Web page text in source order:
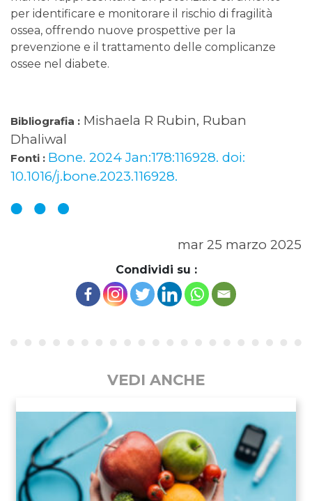
per identificare e monitorare il rischio di fragilità
ossea, offrendo nuove prospettive per la
prevenzione e il trattamento delle complicanze
ossee nel diabete.
Bibliografia : Mishaela R Rubin, Ruban
Dhaliwal
Fonti : Bone. 2024 Jan:178:116928. doi:
10.1016/j.bone.2023.116928.
mar 25 marzo 2025
Condividi su :
VEDI ANCHE